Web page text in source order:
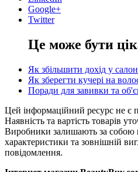
Google+
Twitter
Це може бути
Як збільшити дохід у
Як зберегти кучері на
Поради для завивки та
Цей інформаційний ресурс не є
Наявність та вартість товарів
Виробники залишають за собою
характеристики та зовнішній
повідомлення.